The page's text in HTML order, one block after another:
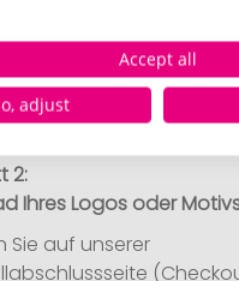
2:
Ihres Logos oder
Sie auf unserer
Accept all
adjust